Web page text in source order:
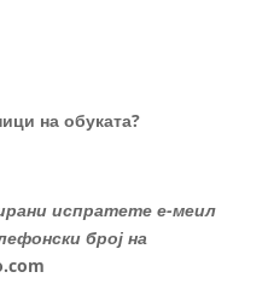
на обуката?
испратете е-меил
број на